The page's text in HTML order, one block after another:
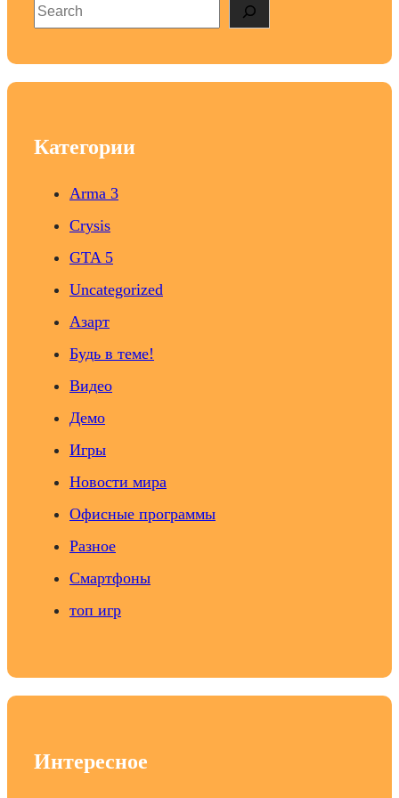
S
e
Категории
Arma 3
Crysis
GTA 5
Uncategorized
Азарт
Будь в теме!
Видео
Демо
Игры
Новости мира
Офисные программы
Разное
Смартфоны
топ игр
Интересное